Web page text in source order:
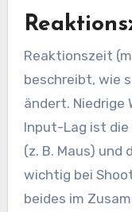
Reaktionszeit
beschreibt, wie
ändert. Niedrige
Input-Lag ist die
(z. B. Maus) und
wichtig bei
beides im